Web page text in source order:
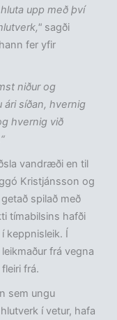
upp með því
sagði
fer yfir
niður og
ári síðan, hvernig
hvernig við
vandræði en til
Kristjánsson og
spilað með
tímabilsins hafði
keppnisleik. Í
frá vegna
frá.
sem ungu
í vetur, hafa